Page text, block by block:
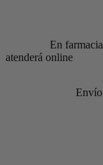
En
atenderá online